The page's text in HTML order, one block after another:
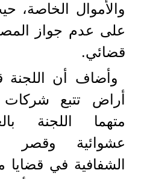
والأموال الخاصة،
على عدم جواز
قضائي.
وأضاف أن اللجنة
أراض تتبع شركات
متهما اللجنة
عشوائية وقصر
الشفافية في قضايا